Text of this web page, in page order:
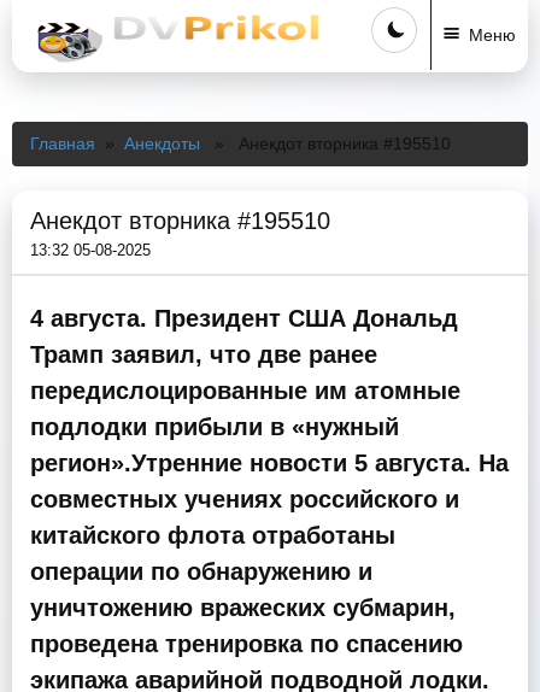
Меню
Главная » Анекдоты » Анекдот вторника #195510
Анекдот вторника #195510
13:32 05-08-2025
4 августа. Президент США Дональд
Трамп заявил, что две ранее
передислоцированные им атомные
подлодки прибыли в «нужный
регион».Утренние новости 5 августа. На
совместных учениях российского и
китайского флота отработаны
операции по обнаружению и
уничтожению вражеских субмарин,
проведена тренировка по спасению
экипажа аварийной подводной лодки.